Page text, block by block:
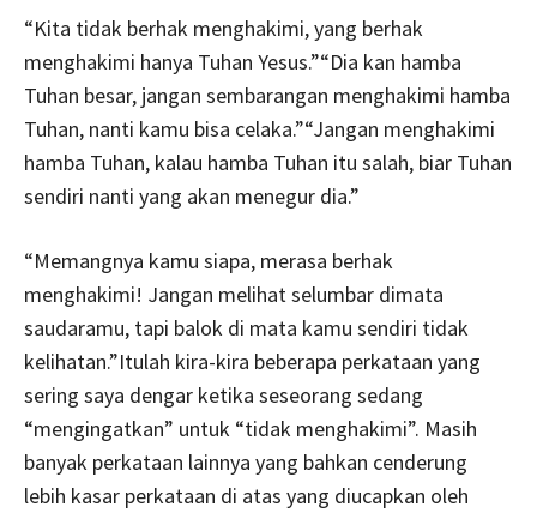
“Kita tidak berhak menghakimi, yang berhak
menghakimi hanya Tuhan Yesus.”“Dia kan hamba
Tuhan besar, jangan sembarangan menghakimi hamba
Tuhan, nanti kamu bisa celaka.”“Jangan menghakimi
hamba Tuhan, kalau hamba Tuhan itu salah, biar Tuhan
sendiri nanti yang akan menegur dia.”
“Memangnya kamu siapa, merasa berhak
menghakimi! Jangan melihat selumbar dimata
saudaramu, tapi balok di mata kamu sendiri tidak
kelihatan.”Itulah kira-kira beberapa perkataan yang
sering saya dengar ketika seseorang sedang
“mengingatkan” untuk “tidak menghakimi”. Masih
banyak perkataan lainnya yang bahkan cenderung
lebih kasar perkataan di atas yang diucapkan oleh